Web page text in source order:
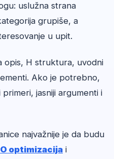
uslužna strana
grupiše, a
u upit.
opis, H struktura, uvodni
Ako je potrebno,
jasniji argumenti i
najvažnije je da budu
optimizacija i